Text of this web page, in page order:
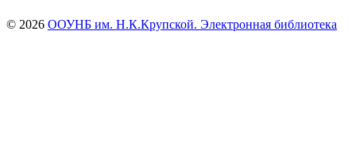
© 2026 ООУНБ им. Н.К.Крупской. Электронная библиотека